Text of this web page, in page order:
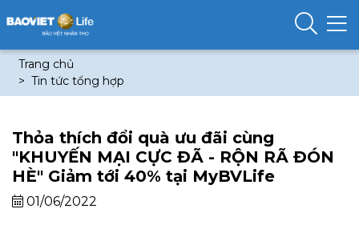
Trang chủ
Tin tức tổng hợp
Thỏa thích đổi quà ưu đãi cùng
"KHUYẾN MẠI CỰC ĐÃ - RỘN RÃ ĐÓN
HÈ" Giảm tới 40% tại MyBVLife
01/06/2022